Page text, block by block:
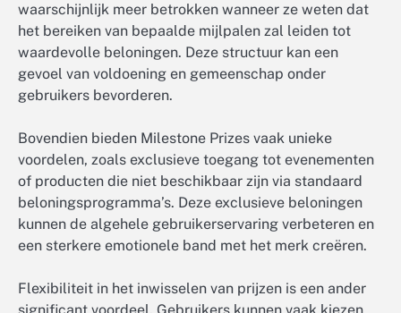
waarschijnlijk meer betrokken wanneer ze weten dat
het bereiken van bepaalde mijlpalen zal leiden tot
waardevolle beloningen. Deze structuur kan een
gevoel van voldoening en gemeenschap onder
gebruikers bevorderen.
Bovendien bieden Milestone Prizes vaak unieke
voordelen, zoals exclusieve toegang tot evenementen
of producten die niet beschikbaar zijn via standaard
beloningsprogramma’s. Deze exclusieve beloningen
kunnen de algehele gebruikerservaring verbeteren en
een sterkere emotionele band met het merk creëren.
Flexibiliteit in het inwisselen van prijzen is een ander